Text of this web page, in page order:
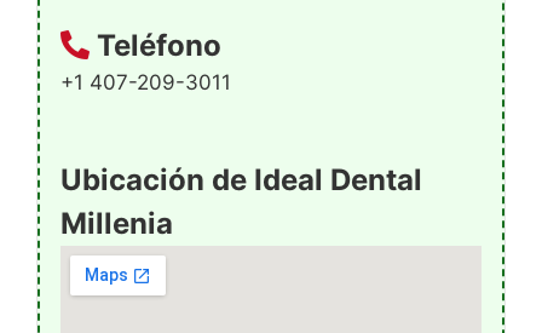
Teléfono
+1 407-209-3011
Ubicación de Ideal Dental
Millenia